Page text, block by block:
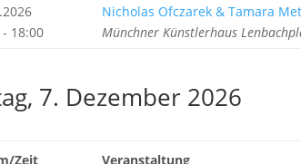
18:00
Nicholas Ofczarek & Tamara
Münchner Künstlerhaus
7. Dezember 2026
Zeit Veranstaltung